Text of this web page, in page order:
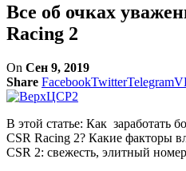
Все об очках
Racing 2
On Сен 9, 2019
Share FacebookTwitterTelegram
В этой статье: Как заработать
CSR Racing 2? Какие факторы
CSR 2: свежесть, элитный